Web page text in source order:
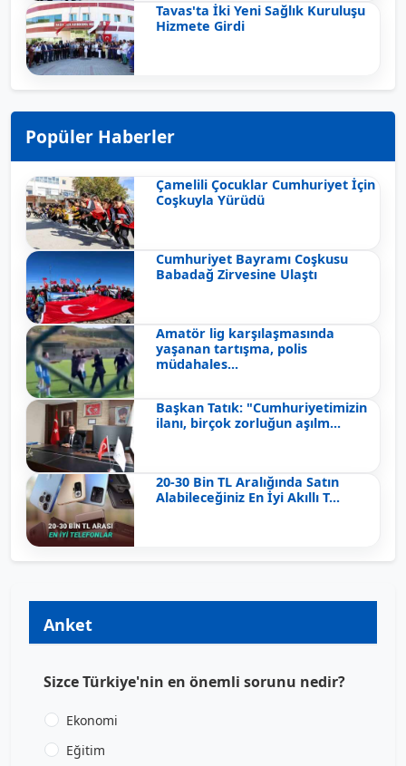
Tavas'ta İki Yeni Sağlık Kuruluşu
Hizmete Girdi
Popüler Haberler
Çamelili Çocuklar Cumhuriyet İçin
Coşkuyla Yürüdü
Cumhuriyet Bayramı Coşkusu
Babadağ Zirvesine Ulaştı
Amatör lig karşılaşmasında
yaşanan tartışma, polis
müdahales...
Başkan Tatık: "Cumhuriyetimizin
ilanı, birçok zorluğun aşılm...
20-30 Bin TL Aralığında Satın
Alabileceğiniz En İyi Akıllı T...
Anket
Sizce Türkiye'nin en önemli sorunu nedir?
Ekonomi
Eğitim